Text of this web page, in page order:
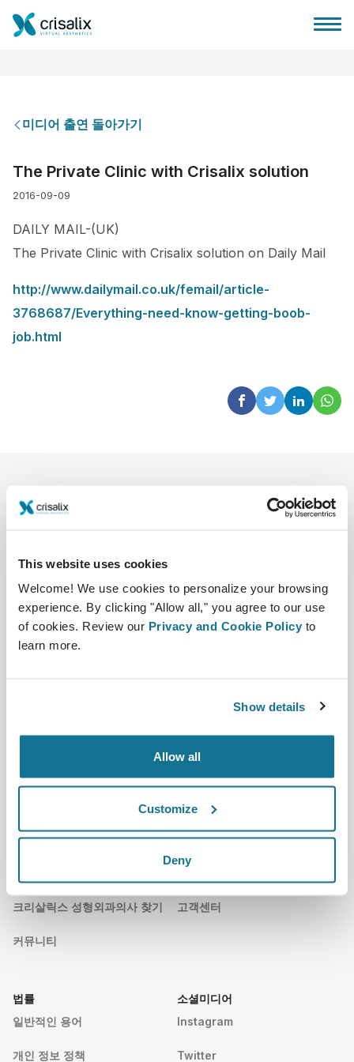
This website uses cookies
Welcome! We use cookies to personalize your browsing
experience. By clicking "Allow all," you agree to our use
of cookies. Review our Privacy and Cookie Policy to
learn more.
Show details
Allow all
Customize
Deny
플랜
환자 후기
미디어 출연 돌아가기
The Private Clinic with Crisalix solution
2016-09-09
DAILY MAIL-(UK)
The Private Clinic with Crisalix solution on Daily Mail
http://www.dailymail.co.uk/femail/article-
3768687/Everything-need-know-getting-boob-
job.html
회사 소개
Resources
성형외과의사
성형외과의사 홈
Customer Stories
크리살릭스 성형외과의사 찾기
커뮤니티
고객센터
법률
일반적인 용어
개인 정보 정책
소셜미디어
Instagram
Twitter